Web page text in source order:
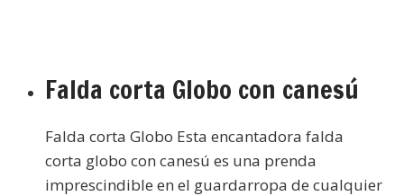
Falda corta Globo con canesú
Falda corta Globo Esta encantadora falda
corta globo con canesú es una prenda
imprescindible en el guardarropa de cualquier